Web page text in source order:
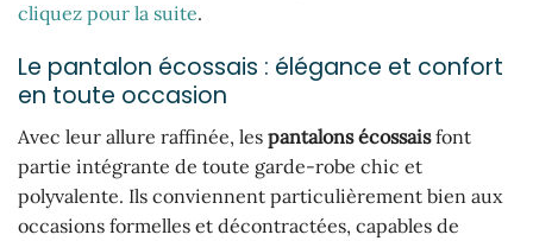
cliquez pour la suite.
Le pantalon écossais : élégance et confort
en toute occasion
Avec leur allure raffinée, les pantalons écossaisfont
partie intégrante de toute garde-robe chic et
polyvalente. Ils conviennent particulièrement bien aux
occasions formelles et décontractées, capables de